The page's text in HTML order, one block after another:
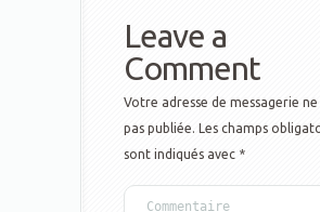
Leave a
Comment
Votre adresse de messagerie ne
pas publiée. Les champs
sont indiqués avec *